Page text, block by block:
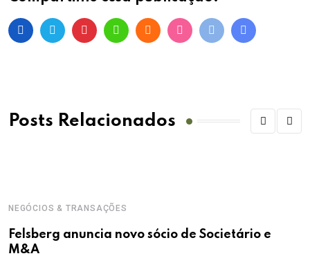
Posts Relacionados
NEGÓCIOS & TRANSAÇÕES
Felsberg anuncia novo sócio de Societário e
M&A